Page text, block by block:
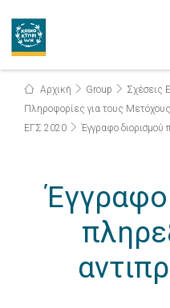
Αρχική Group
Σχέσεις
Πληροφορίες για τους Μετόχους
ΕΓΣ 2020
Έγγραφο διορισμού
Έγγραφο